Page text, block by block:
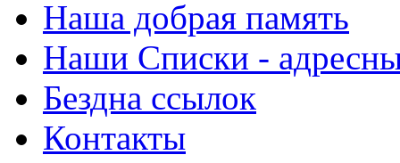
Наша добрая память
Наши Списки -
Бездна ссылок
Контакты